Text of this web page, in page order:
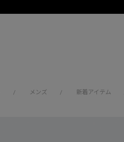
/ メンズ / 新着アイテム